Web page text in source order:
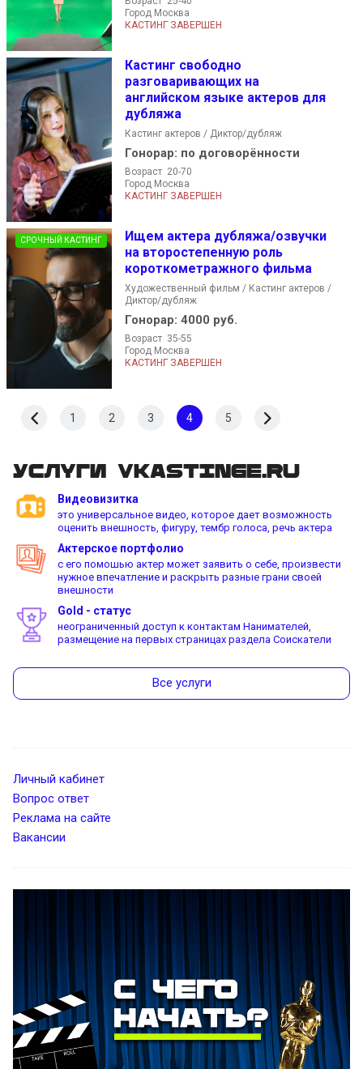
Город Москва
КАСТИНГ ЗАВЕРШЕН
Кастинг свободно
разговаривающих на
английском языке актеров для
дубляжа
Кастинг актеров / Диктор/дубляж
Гонорар: по договорённости
Возраст 20-70
Город Москва
КАСТИНГ ЗАВЕРШЕН
СРОЧНЫЙ КАСТИНГ
Ищем актера дубляжа/озвучки
на второстепенную роль
короткометражного фильма
Художественный фильм / Кастинг актеров /
Диктор/дубляж
Гонорар: 4000 руб.
Возраст 35-55
Город Москва
КАСТИНГ ЗАВЕРШЕН
1 2 3 4 5
Услуги vkastinge.ru
Видеовизитка
это универсальное видео, которое дает возможность
оценить внешность, фигуру, тембр голоса, речь актера
Актерское портфолио
с его помошью актер может заявить о себе, произвести
нужное впечатление и раскрыть разные грани своей
внешности
Gold - статус
неограниченный доступ к контактам Нанимателей,
размещение на первых страницах раздела Соискатели
Все услуги
Личный кабинет
Вопрос ответ
Реклама на сайте
Вакансии